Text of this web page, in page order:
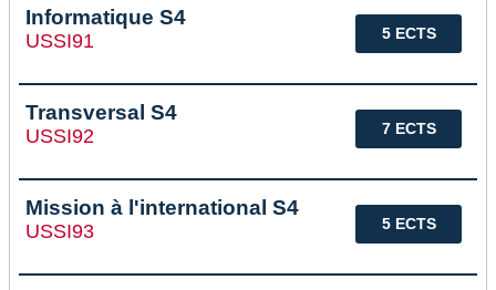
5 ECTS
Informatique S4
USSI91
7 ECTS
Transversal S4
USSI92
5 ECTS
Mission à l'international S4
USSI93